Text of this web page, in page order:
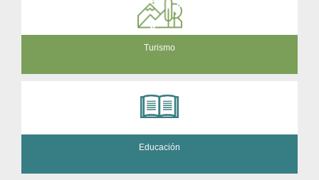
Turismo
Educación